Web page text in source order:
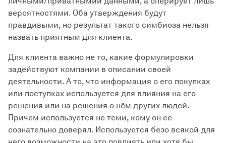
вероятностями. Оба утверждения будут
правдивыми, но результат такого симбиоза нельзя
назвать приятным для клиента.
Для клиента важно не то, какие формулировки
задействуют компании в описании своей
деятельности. А то, что информация о его покупках
или поступках используется для влияния на его
решения или на решения о нём других людей.
Причем используется не теми, кому он ее
сознательно доверял. Используется безо всякой для